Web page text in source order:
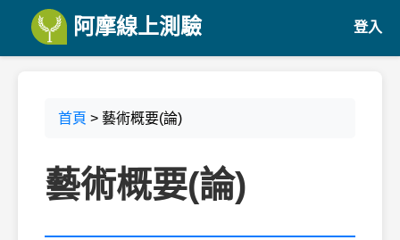
阿摩線上測驗 登入
首頁 > 藝術概要(論)
藝術概要(論)